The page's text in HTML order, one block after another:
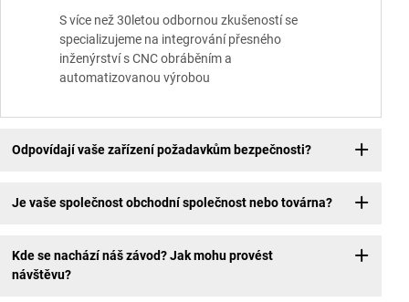
S více než 30letou odbornou zkušeností se
specializujeme na integrování přesného
inženýrství s CNC obráběním a
automatizovanou výrobou
Odpovídají vaše zařízení požadavkům bezpečnosti?
Je vaše společnost obchodní společnost nebo továrna?
Kde se nachází náš závod? Jak mohu provést
návštěvu?